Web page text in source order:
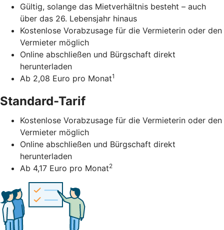
Gültig, solange das Mietverhältnis besteht – auch
über das 26. Lebensjahr hinaus
Kostenlose Vorabzusage für die Vermieterin oder den
Vermieter möglich
Online abschließen und Bürgschaft direkt
herunterladen
Ab 2,08 Euro pro Monat1
Standard-Tarif
Kostenlose Vorabzusage für die Vermieterin oder den
Vermieter möglich
Online abschließen und Bürgschaft direkt
herunterladen
Ab 4,17 Euro pro Monat2